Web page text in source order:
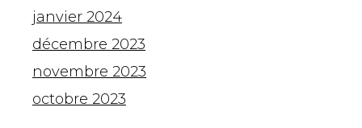
janvier 2024
décembre 2023
novembre 2023
octobre 2023